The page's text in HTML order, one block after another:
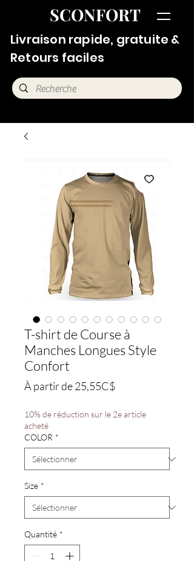
SCONFORT
Livraison rapide, gratuite &
Retours faciles
T-shirt de Course à
Manches Longues Style
Confort
À partir de25,55C$Prix
10% de réduction sur le 2e article
acheté
COLOR *
Size *
Quantité *